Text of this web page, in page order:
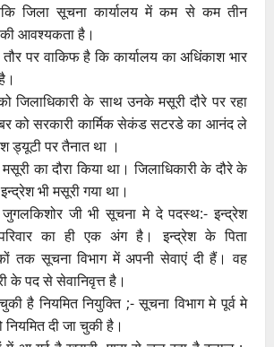
जिला सूचना कार्यालय में कम से कम तीन
की आवश्यकता है।
पर वाकिफ है कि कार्यालय का अधिंकाश भार
के साथ उनके मसूरी दौरे पर रहा
को सरकारी कार्मिक सेकंड सटरडे का आनंद ले
ड्यूटी पर तैनात था ।
का दौरा किया था। जिलाधिकारी के दौरे के
भी मसूरी गया था।
जी भी सूचना मे दे पदस्थ:- इन्द्रेश
का ही एक अंग है। इन्द्रेश के पिता
तक सूचना विभाग में अपनी सेवाएं दी हैं। वह
के पद से सेवानिवृत्त है।
है नियमित नियुक्ति ;- सूचना विभाग मे पूर्व मे
नियमित दी जा चुकी है।